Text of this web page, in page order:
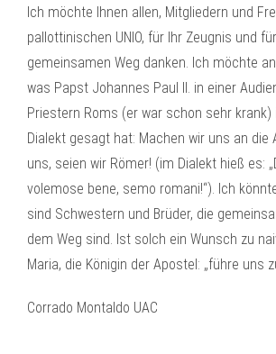
Ich möchte Ihnen allen, Mitgliedern und
pallottinischen UNIO, für Ihr Zeugnis und
gemeinsamen Weg danken. Ich möchte
was Papst Johannes Paul II. in einer
Priestern Roms (er war schon sehr
Dialekt gesagt hat: Machen wir uns an die
uns, seien wir Römer! (im Dialekt hieß es:
volemose bene, semo romani!“). Ich
sind Schwestern und Brüder, die
dem Weg sind. Ist solch ein Wunsch zu
Maria, die Königin der Apostel: „führe uns
Corrado Montaldo UAC